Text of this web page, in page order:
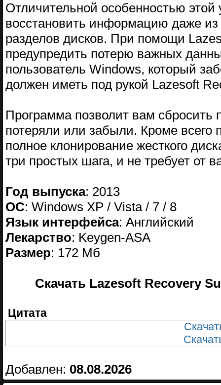
Отличительной особенностью
восстановить информацию даже
разделов дисков. При помощи
предупредить потерю важных
пользователь Windows, который
должен иметь под рукой Lazesoft
Программа позволит вам сбросить
потеряли или забыли. Кроме всего
полное клонирование жесткого
три простых шага, и не требует от
Год выпуска: 2013
ОС: Windows XP / Vista / 7 / 8
Язык интерфейса: Английский
Лекарство: Keygen-ASA
Размер: 172 Мб
Скачать Lazesoft Recovery
Цитата
Добавлен: 08.08.2026